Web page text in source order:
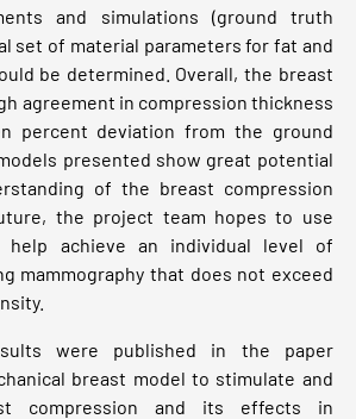
and simulations (ground truth
set of material parameters for fat and
be determined. Overall, the breast
agreement in compression thickness
percent deviation from the ground
presented show great potential
of the breast compression
the project team hopes to use
achieve an individual level of
mammography that does not exceed
were published in the paper
breast model to stimulate and
compression and its effects in